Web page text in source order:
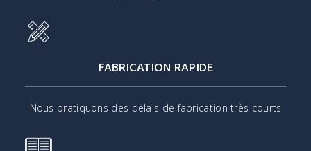
FABRICATION RAPIDE
Nous pratiquons des délais de fabrication très courts